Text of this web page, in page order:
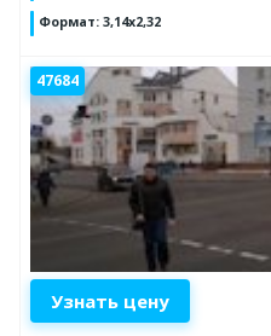
Формат: 3,14x2,32
47684
Узнать цену